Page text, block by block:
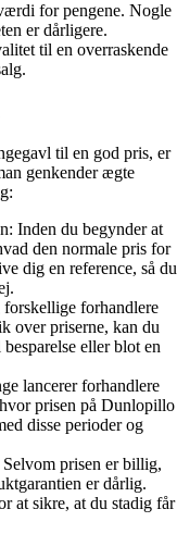
for pengene. Nogle
er dårligere.
til en overraskende
til en god pris, er
genkender ægte
Inden du begynder at
den normale pris for
dig en reference, så du
forhandlere
over priserne, kan du
eller blot en
lancerer forhandlere
prisen på Dunlopillo
disse perioder og
prisen er billig,
er dårlig.
at sikre, at du stadig får